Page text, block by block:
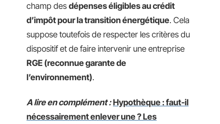
champ des dépenses éligibles au crédit
d’impôt pour la transition énergétique. Cela
suppose toutefois de respecter les critères du
dispositif et de faire intervenir une entreprise
RGE (reconnue garante de
l’environnement).
A lire en complément : Hypothèque : faut-il
nécessairement enlever une ? Les